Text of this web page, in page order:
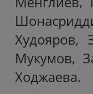
Худояров,
Мукумов,
Ходжаева.